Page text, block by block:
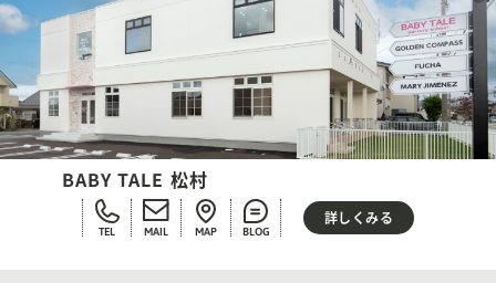
BABY TALE 松村
TEL MAIL MAP BLOG
詳しくみる